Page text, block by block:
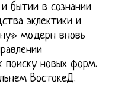
бытии в сознании
эклектики и
модерн вновь
поиску новых форм.
ВостокеД.